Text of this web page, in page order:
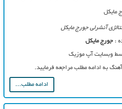
آنشرلی جورج مایکل
:جورج مایکل
وبسایت آپ موزیک
به ادامه مطلب مراجعه فرمایید.
ادامه مطلب...